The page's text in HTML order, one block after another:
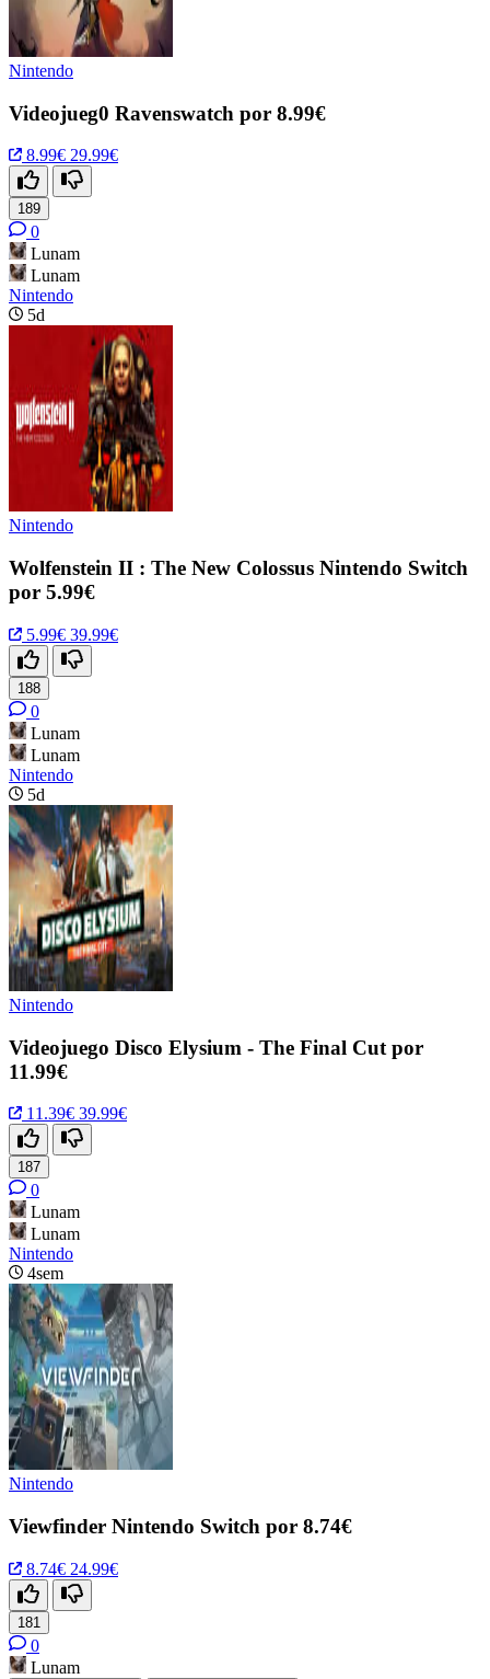
Nintendo
Videojueg0 Ravenswatch por 8.99€
8.99€ 29.99€
189
0
Lunam
Lunam
Nintendo
5d
Nintendo
Wolfenstein II : The New Colossus Nintendo Switch
por 5.99€
5.99€ 39.99€
188
0
Lunam
Lunam
Nintendo
5d
Nintendo
Videojuego Disco Elysium - The Final Cut por
11.99€
11.39€ 39.99€
187
0
Lunam
Lunam
Nintendo
4sem
Nintendo
Viewfinder Nintendo Switch por 8.74€
8.74€ 24.99€
181
0
Lunam